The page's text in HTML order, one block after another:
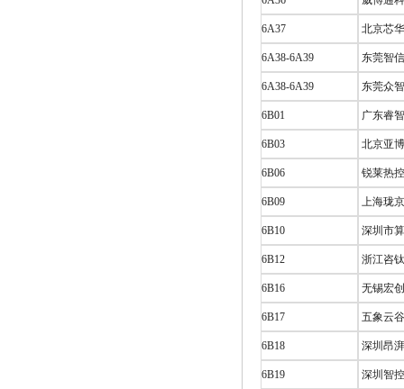
6A37 北京芯
6A38-6A39 东莞智
6A38-6A39 东莞众
6B01 广东睿
6B03 北京亚
6B06 锐莱热
6B09 上海珑
6B10 深圳市
6B12 浙江咨
6B16 无锡宏
6B17 五象云
6B18 深圳昂
6B19 深圳智